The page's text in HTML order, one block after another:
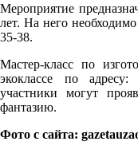
Мероприятие
лет. На него
35-38.
Мастер-класс по
экоклассе по
участники могут
фантазию.
Фото с сайта: